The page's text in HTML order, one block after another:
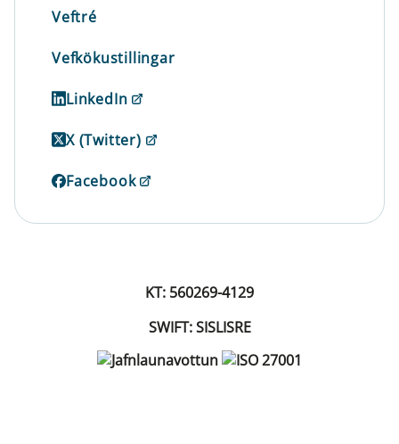
Veftré
Vefkökustillingar
LinkedIn
X (Twitter)
Facebook
KT: 560269-4129
SWIFT: SISLISRE